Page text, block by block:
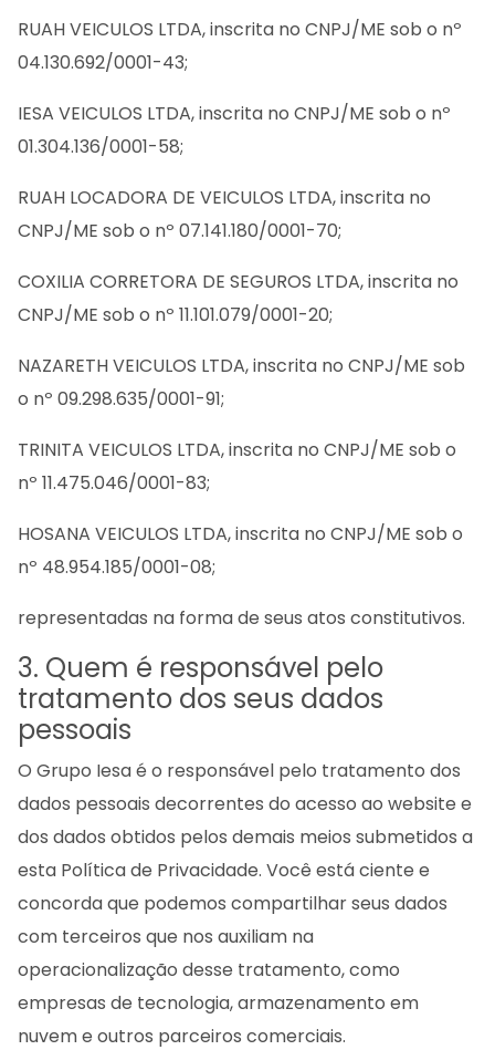
RUAH VEICULOS LTDA, inscrita no CNPJ/ME sob o nº
04.130.692/0001-43;
IESA VEICULOS LTDA, inscrita no CNPJ/ME sob o nº
01.304.136/0001-58;
RUAH LOCADORA DE VEICULOS LTDA, inscrita no
CNPJ/ME sob o nº 07.141.180/0001-70;
COXILIA CORRETORA DE SEGUROS LTDA, inscrita no
CNPJ/ME sob o nº 11.101.079/0001-20;
NAZARETH VEICULOS LTDA, inscrita no CNPJ/ME sob
o nº 09.298.635/0001-91;
TRINITA VEICULOS LTDA, inscrita no CNPJ/ME sob o
nº 11.475.046/0001-83;
HOSANA VEICULOS LTDA, inscrita no CNPJ/ME sob o
nº 48.954.185/0001-08;
representadas na forma de seus atos constitutivos.
3. Quem é responsável pelo
tratamento dos seus dados
pessoais
O Grupo Iesa é o responsável pelo tratamento dos
dados pessoais decorrentes do acesso ao website e
dos dados obtidos pelos demais meios submetidos a
esta Política de Privacidade. Você está ciente e
concorda que podemos compartilhar seus dados
com terceiros que nos auxiliam na
operacionalização desse tratamento, como
empresas de tecnologia, armazenamento em
nuvem e outros parceiros comerciais.